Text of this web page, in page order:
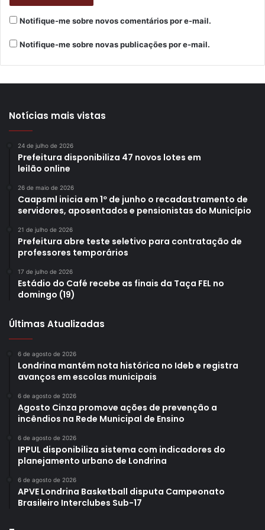
garantiu o presidente do Conselho.
Os interessados em participar podem acessar o link na
data prevista. Não é necessária nenhuma instalação de
cmter.trabalho@londrina.pr.gov.br com seus dados de
Gostei
Etiquetas CMTER
conferência
Conselho Municipal do Trabalho Emprego e Renda
emprego
jovem política pública renda trabalho
Notifique-me sobre novos comentários por e-mail.
Notifique-me sobre novas publicações por e-mail.
Notícias mais vistas
24 de julho de 2026
Prefeitura disponibiliza 47 novos lotes em
leilão online
26 de maio de 2026
Caapsml inicia em 1º de junho o recadastramento de
servidores, aposentados e pensionistas do Município
21 de julho de 2026
Prefeitura abre teste seletivo para contratação de
professores temporários
17 de julho de 2026
Estádio do Café recebe as finais da Taça FEL no
domingo (19)
Últimas Atualizadas
6 de agosto de 2026
Londrina mantém nota histórica no Ideb e registra
avanços em escolas municipais
6 de agosto de 2026
Agosto Cinza promove ações de prevenção a
incêndios na Rede Municipal de Ensino
6 de agosto de 2026
IPPUL disponibiliza sistema com indicadores do
planejamento urbano de Londrina
6 de agosto de 2026
APVE Londrina Basketball disputa Campeonato
Brasileiro Interclubes Sub-17